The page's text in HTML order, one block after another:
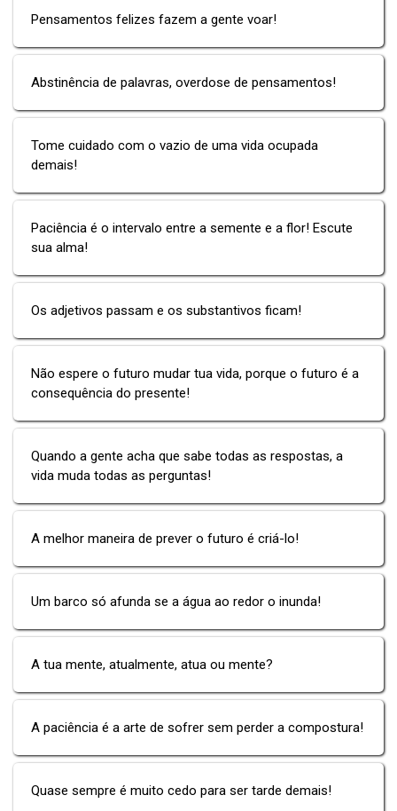
Pensamentos felizes fazem a gente voar!
Abstinência de palavras, overdose de pensamentos!
Tome cuidado com o vazio de uma vida ocupada
demais!
Paciência é o intervalo entre a semente e a flor! Escute
sua alma!
Os adjetivos passam e os substantivos ficam!
Não espere o futuro mudar tua vida, porque o futuro é a
consequência do presente!
Quando a gente acha que sabe todas as respostas, a
vida muda todas as perguntas!
A melhor maneira de prever o futuro é criá-lo!
Um barco só afunda se a água ao redor o inunda!
A tua mente, atualmente, atua ou mente?
A paciência é a arte de sofrer sem perder a compostura!
Quase sempre é muito cedo para ser tarde demais!